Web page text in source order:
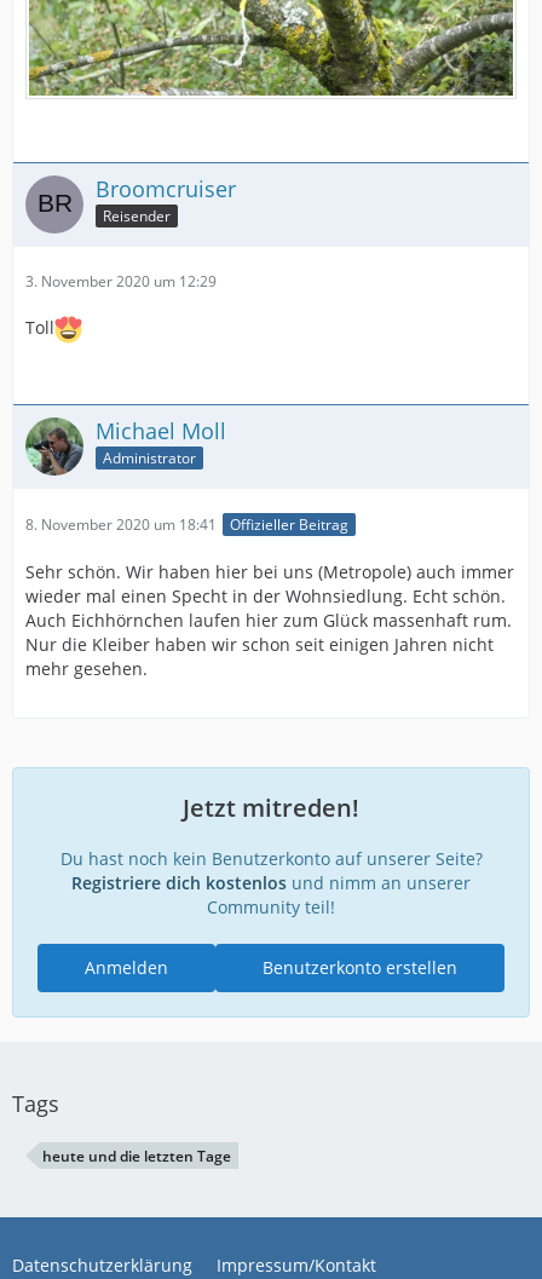
Broomcruiser
Reisender
3. November 2020 um 12:29
Toll
Michael Moll
Administrator
8. November 2020 um 18:41 Offizieller Beitrag
Sehr schön. Wir haben hier bei uns (Metropole) auch immer
wieder mal einen Specht in der Wohnsiedlung. Echt schön.
Auch Eichhörnchen laufen hier zum Glück massenhaft rum.
Nur die Kleiber haben wir schon seit einigen Jahren nicht
mehr gesehen.
Jetzt mitreden!
Du hast noch kein Benutzerkonto auf unserer Seite?
Registriere dich kostenlos und nimm an unserer
Community teil!
Benutzerkonto erstellen
Anmelden
Tags
heute und die letzten Tage
Datenschutzerklärung Impressum/Kontakt